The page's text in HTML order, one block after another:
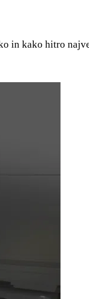
in kako hitro